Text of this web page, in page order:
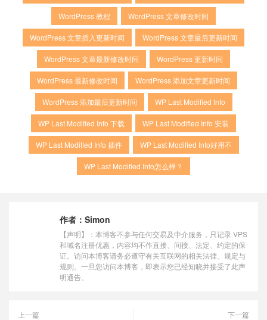
WordPress 教程 WordPress 文章修改时间
WordPress 文章插入更新时间 WordPress 文章最后更新时间
WordPress 文章最新修改时间 WordPress 更新时间
WordPress 最新修改时间 WordPress 添加文章更新时间
WordPress 添加最后更新时间 WP Last Modified Info
WP Last Modified Info 下载 WP Last Modified Info 安装
WP Last Modified Info 插件 WP Last Modified Info好用不
WP Last Modified Info怎么样？
作者： Simon
【声明】：本博客不参与任何交易及中介服务，只记录 VPS
和域名注册优惠，内容均不作直接、间接、法定、约定的保
证。访问本博客请务必遵守有关互联网的相关法律、规定与
规则。一旦您访问本博客，即表示您已经知晓并接受了此声
明通告。
上一篇
下一篇